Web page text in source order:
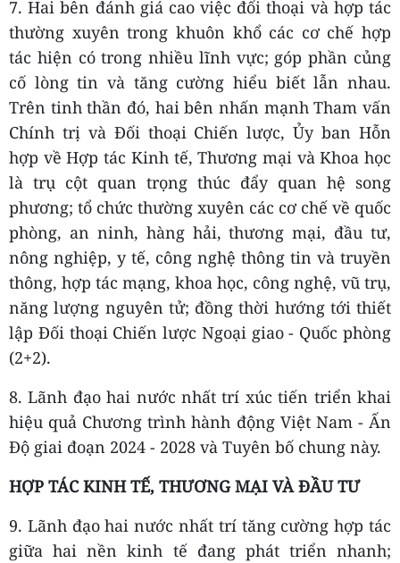
7. Hai bên đánh giá cao việc đối thoại và hợp tác
thường xuyên trong khuôn khổ các cơ chế hợp
tác hiện có trong nhiều lĩnh vực; góp phần củng
cố lòng tin và tăng cường hiểu biết lẫn nhau.
Trên tinh thần đó, hai bên nhấn mạnh Tham vấn
Chính trị và Đối thoại Chiến lược, Ủy ban Hỗn
hợp về Hợp tác Kinh tế, Thương mại và Khoa học
là trụ cột quan trọng thúc đẩy quan hệ song
phương; tổ chức thường xuyên các cơ chế về quốc
phòng, an ninh, hàng hải, thương mại, đầu tư,
nông nghiệp, y tế, công nghệ thông tin và truyền
thông, hợp tác mạng, khoa học, công nghệ, vũ trụ,
năng lượng nguyên tử; đồng thời hướng tới thiết
lập Đối thoại Chiến lược Ngoại giao - Quốc phòng
(2+2).
8. Lãnh đạo hai nước nhất trí xúc tiến triển khai
hiệu quả Chương trình hành động Việt Nam - Ấn
Độ giai đoạn 2024 - 2028 và Tuyên bố chung này.
HỢP TÁC KINH TẾ, THƯƠNG MẠI VÀ ĐẦU TƯ
9. Lãnh đạo hai nước nhất trí tăng cường hợp tác
giữa hai nền kinh tế đang phát triển nhanh;